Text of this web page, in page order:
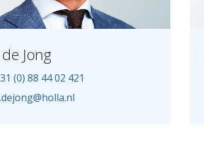
Jong
(0) 88 44 02 421